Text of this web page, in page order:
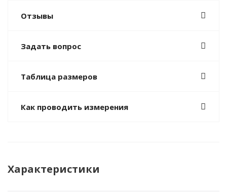
Отзывы
Задать вопрос
Таблица размеров
Как проводить измерения
Характеристики